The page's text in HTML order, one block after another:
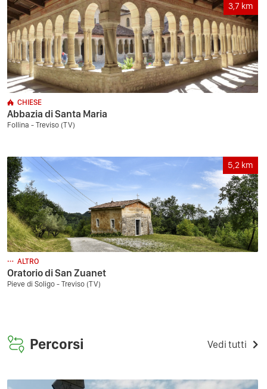
3,7 km
CHIESE
Abbazia di Santa Maria
Follina - Treviso (TV)
5,2 km
ALTRO
Oratorio di San Zuanet
Pieve di Soligo - Treviso (TV)
Percorsi Vedi tutti